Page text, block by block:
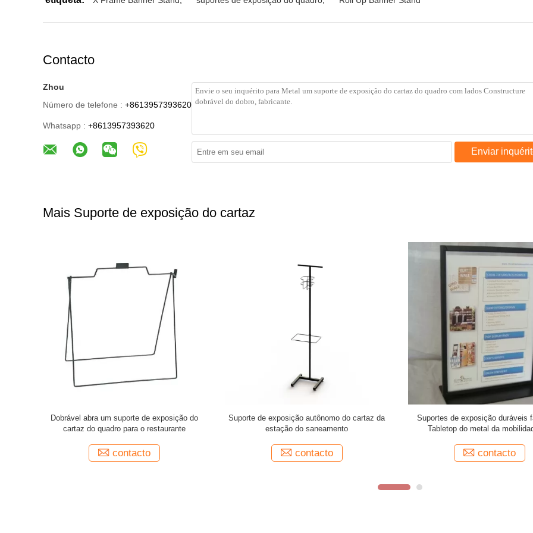
Contacto
Zhou
Número de telefone : +8613957393620
Whatsapp : +8613957393620
Enviar
Mais Suporte de exposição do cartaz
Suporte estando do saneamento do assoalho
com suporte do sinal
contacto
Suporte de anúncio lustroso preto do quadro
do cartaz para a jarda
contacto
Suporte de exposição lateral
exterior do cargo do metal do
contacto